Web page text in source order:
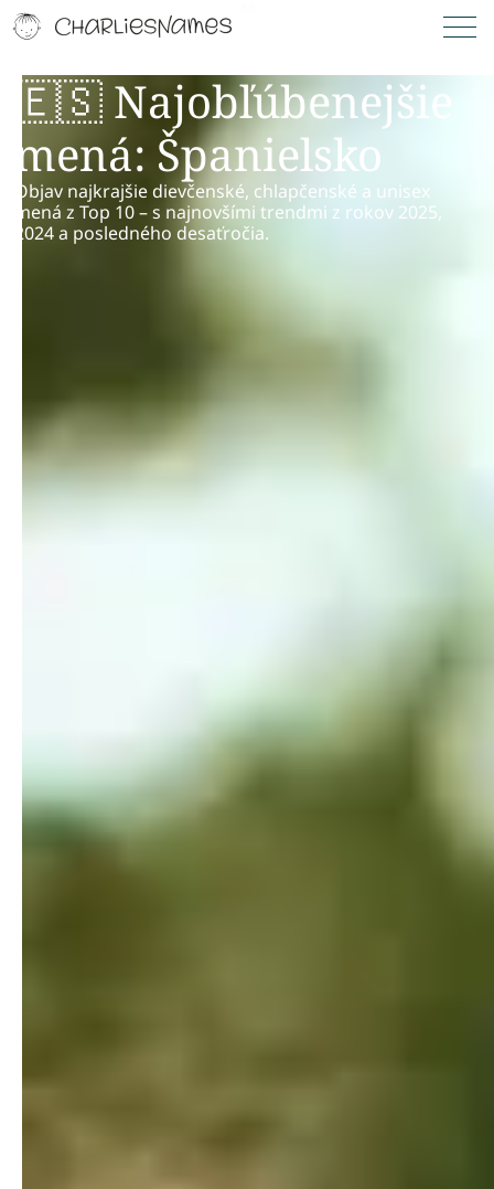
🇪🇸 Najobľúbenejšie
mená: Španielsko
Objav najkrajšie dievčenské, chlapčenské a unisex
mená z Top 10 – s najnovšími trendmi z rokov 2025,
2024 a posledného desaťročia.